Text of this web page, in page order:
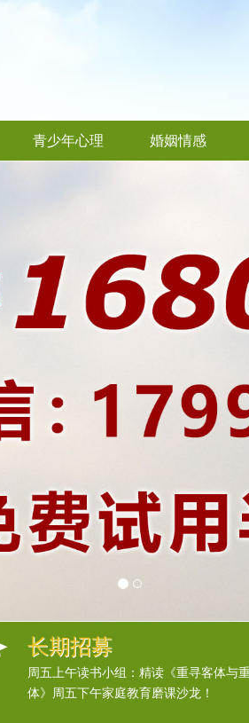
青少年心理 婚姻情感
长期招募
周五上午读书小组：精读《重寻客体与
体》周五下午家庭教育磨课沙龙！